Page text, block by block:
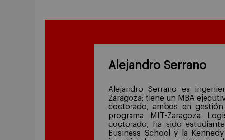
Alejandro Serrano
Alejandro Serrano es
Zaragoza; tiene un MBA
doctorado, ambos en
programa MIT-Zaragoza
doctorado, ha sido
Business School y la